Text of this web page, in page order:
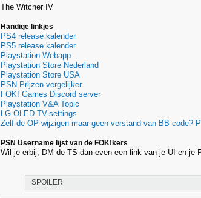
The Witcher IV
Handige linkjes
PS4 release kalender
PS5 release kalender
Playstation Webapp
Playstation Store Nederland
Playstation Store USA
PSN Prijzen vergelijker
FOK! Games Discord server
Playstation V&A Topic
LG OLED TV-settings
Zelf de OP wijzigen maar geen verstand van BB code?
PSN Username lijst van de FOK!kers
Wil je erbij, DM de TS dan even een link van je UI en je
SPOILER